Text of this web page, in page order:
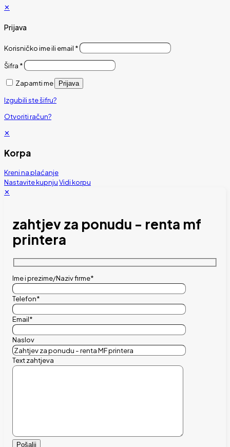
✕
Prijava
Korisničko ime ili email *
Šifra *
Zapamti me Prijava
Izgubili ste šifru?
Otvoriti račun?
✕
Korpa
Kreni na plaćanje
Nastavite kupnjuVidi korpu
✕
zahtjev za ponudu - renta mf
printera
Ime i prezime/Naziv firme*
Telefon*
Email*
Naslov
Text zahtjeva